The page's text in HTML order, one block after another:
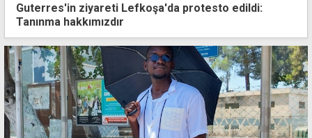
Guterres'in ziyareti Lefkoşa'da protesto edildi:
Tanınma hakkımızdır